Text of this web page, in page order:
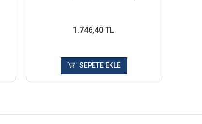
1.746,40 TL
SEPETE EKLE